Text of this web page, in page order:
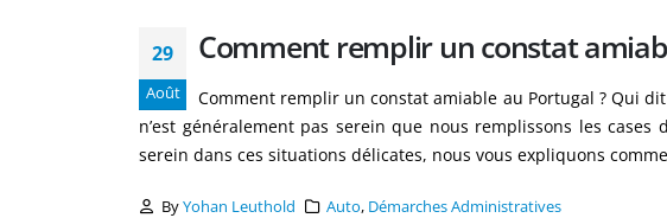
29
Août
Comment remplir un constat
Comment remplir un constat amiable au Portugal ? Qui
n’est généralement pas serein que nous remplissons les
serein dans ces situations délicates, nous vous expliquons
ByYohan Leuthold Auto, Démarches Administratives